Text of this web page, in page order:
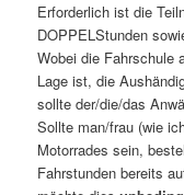
Erforderlich ist die
DOPPELStunden
Wobei die Fahrschule
Lage ist, die
sollte der/die/das
Sollte man/frau (wie
Motorrades sein,
Fahrstunden bereits